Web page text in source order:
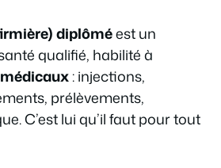
diplôméest un
qualifié, habilité à
: injections,
prélèvements,
C’est lui qu’il faut pour tout